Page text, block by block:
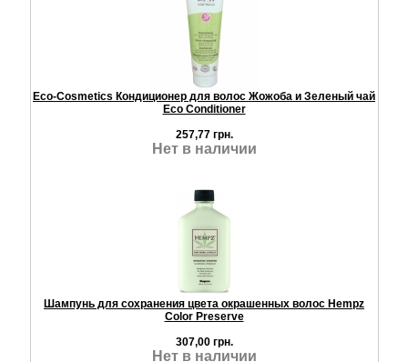
Eco-Cosmetics Кондиционер для волос Жожоба и Зеленый чай
Eco Conditioner
257,77 грн.
Нет в наличии
Шампунь для сохранения цвета окрашенных волос Hempz
Color Preserve
307,00 грн.
Нет в наличии